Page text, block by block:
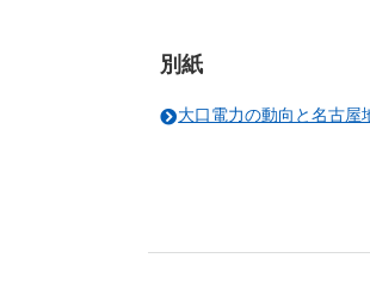
別紙
大口電力の動向と名古屋